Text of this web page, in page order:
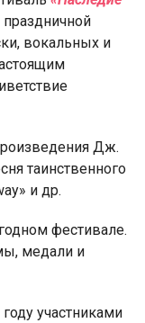
вокальных и
Дж.
таинственного
и др.
фестивале.
медали и
участниками